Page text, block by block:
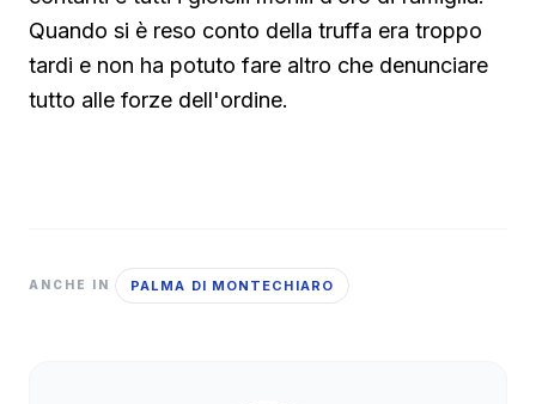
Quando si è reso conto della truffa era troppo
tardi e non ha potuto fare altro che denunciare
tutto alle forze dell'ordine.
ANCHE IN PALMA DI MONTECHIARO